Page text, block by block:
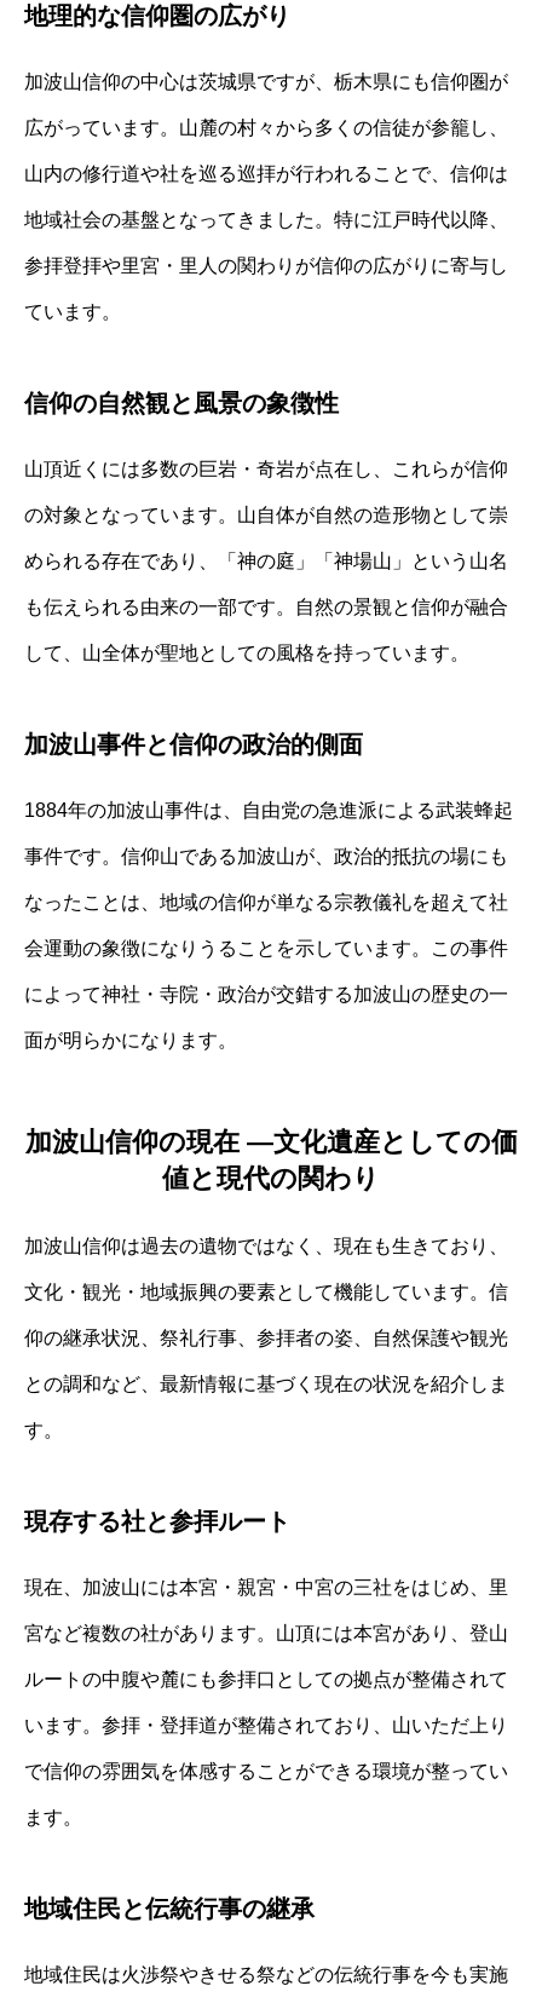
地理的な信仰圏の広がり
加波山信仰の中心は茨城県ですが、栃木県にも信仰圏が
広がっています。山麓の村々から多くの信徒が参籠し、
山内の修行道や社を巡る巡拝が行われることで、信仰は
地域社会の基盤となってきました。特に江戸時代以降、
参拝登拝や里宮・里人の関わりが信仰の広がりに寄与し
ています。
信仰の自然観と風景の象徴性
山頂近くには多数の巨岩・奇岩が点在し、これらが信仰
の対象となっています。山自体が自然の造形物として崇
められる存在であり、「神の庭」「神場山」という山名
も伝えられる由来の一部です。自然の景観と信仰が融合
して、山全体が聖地としての風格を持っています。
加波山事件と信仰の政治的側面
1884年の加波山事件は、自由党の急進派による武装蜂起
事件です。信仰山である加波山が、政治的抵抗の場にも
なったことは、地域の信仰が単なる宗教儀礼を超えて社
会運動の象徴になりうることを示しています。この事件
によって神社・寺院・政治が交錯する加波山の歴史の一
面が明らかになります。
加波山信仰の現在 ―文化遺産としての価
値と現代の関わり
加波山信仰は過去の遺物ではなく、現在も生きており、
文化・観光・地域振興の要素として機能しています。信
仰の継承状況、祭礼行事、参拝者の姿、自然保護や観光
との調和など、最新情報に基づく現在の状況を紹介しま
す。
現存する社と参拝ルート
現在、加波山には本宮・親宮・中宮の三社をはじめ、里
宮など複数の社があります。山頂には本宮があり、登山
ルートの中腹や麓にも参拝口としての拠点が整備されて
います。参拝・登拝道が整備されており、山いただ上り
で信仰の雰囲気を体感することができる環境が整ってい
ます。
地域住民と伝統行事の継承
地域住民は火渉祭やきせる祭などの伝統行事を今も実施